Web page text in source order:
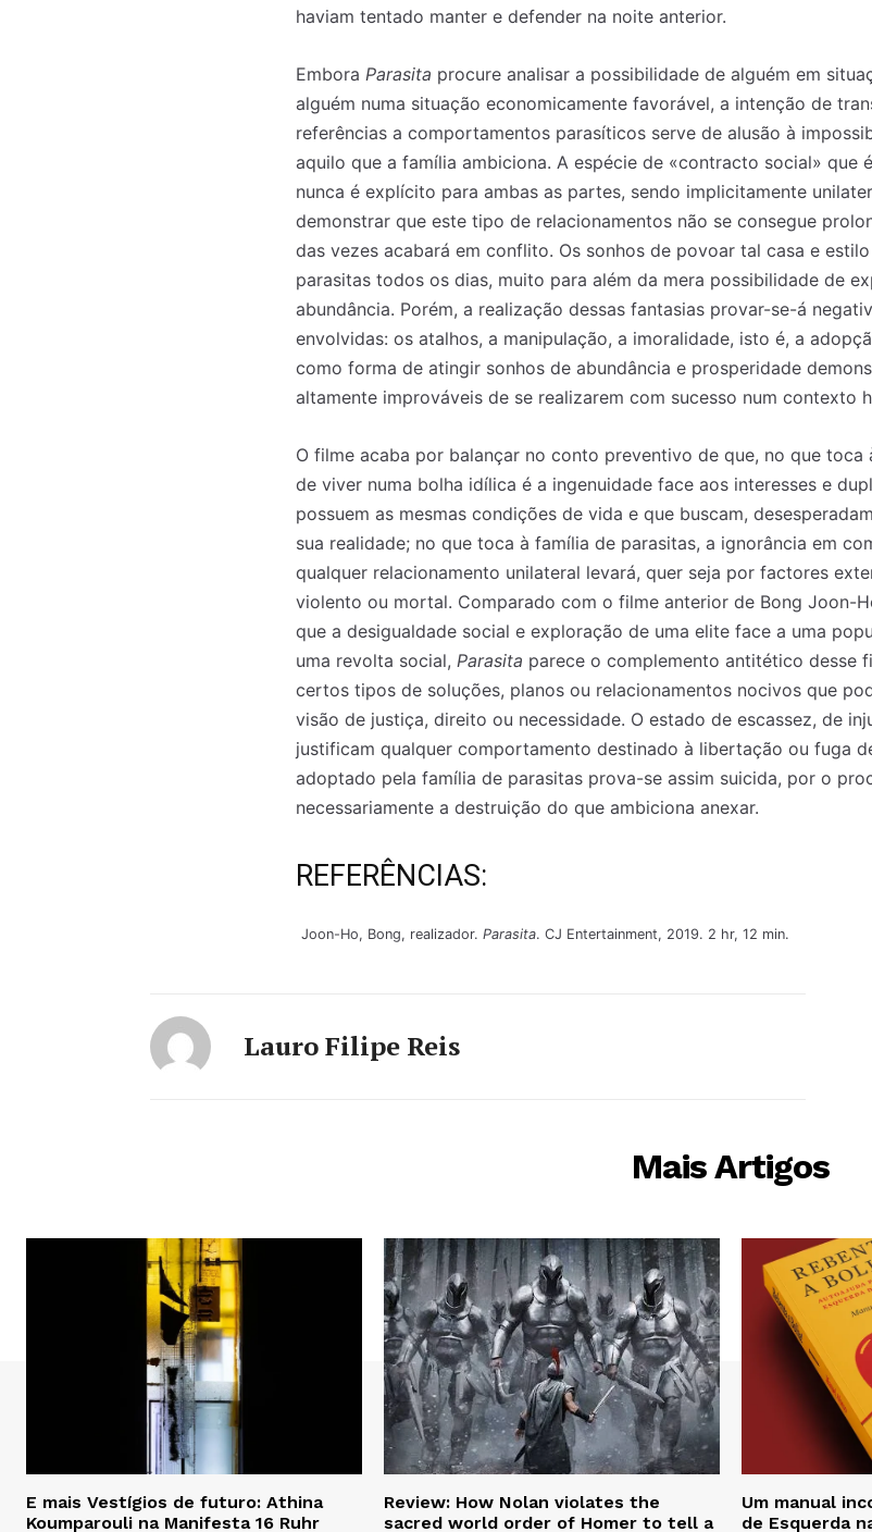
haviam tentado manter e defender na noite anterior.
Embora Parasita procure analisar a possibilidade de alguém em
alguém numa situação economicamente favorável, a intenção de
referências a comportamentos parasíticos serve de alusão à
aquilo que a família ambiciona. A espécie de «contracto social» que
nunca é explícito para ambas as partes, sendo implicitamente
demonstrar que este tipo de relacionamentos não se consegue
das vezes acabará em conflito. Os sonhos de povoar tal casa e
parasitas todos os dias, muito para além da mera possibilidade de
abundância. Porém, a realização dessas fantasias provar-se-á
envolvidas: os atalhos, a manipulação, a imoralidade, isto é, a
como forma de atingir sonhos de abundância e prosperidade
altamente improváveis de se realizarem com sucesso num contexto
O filme acaba por balançar no conto preventivo de que, no que
de viver numa bolha idílica é a ingenuidade face aos interesses e
possuem as mesmas condições de vida e que buscam,
sua realidade; no que toca à família de parasitas, a ignorância em
qualquer relacionamento unilateral levará, quer seja por factores
violento ou mortal. Comparado com o filme anterior de Bong Joon-
que a desigualdade social e exploração de uma elite face a uma
uma revolta social, Parasita parece o complemento antitético desse
certos tipos de soluções, planos ou relacionamentos nocivos que
visão de justiça, direito ou necessidade. O estado de escassez, de
justificam qualquer comportamento destinado à libertação ou fuga
adoptado pela família de parasitas prova-se assim suicida, por o
necessariamente a destruição do que ambiciona anexar.
REFERÊNCIAS:
Joon-Ho, Bong, realizador. Parasita. CJ Entertainment, 2019. 2 hr, 12 min.
Lauro Filipe Reis
Mais Artigos
E mais Vestígios de futuro: Athina
Koumparouli na Manifesta 16 Ruhr
Review: How Nolan violates the
sacred world order of Homer to tell a
Um manual
de Esquerda